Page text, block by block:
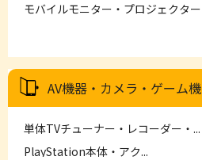
モバイルモニター・プロジェクター
AV機器・カメラ・ゲーム機
単体TVチューナー・レコーダー・...
PlayStation本体・アク...